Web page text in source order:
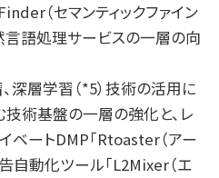
（セマンティックファイン
言語処理サービスの一層の向
層学習（*5）技術の活用に
術基盤の一層の強化と、レ
ベートDMP「Rtoaster（アー
自動化ツール「L2Mixer（エ